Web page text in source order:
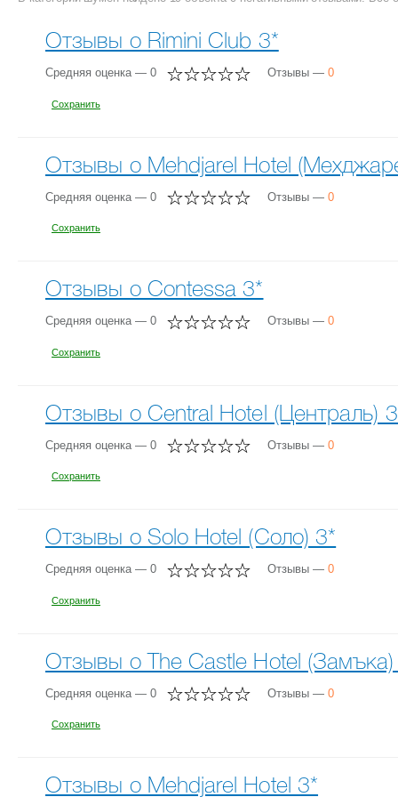
Отзывы о Rimini Club 3*
Средняя оценка — 0 Отзывы — 0
Сохранить
Отзывы о Mehdjarel Hotel
Средняя оценка — 0 Отзывы — 0
Сохранить
Отзывы о Contessa 3*
Средняя оценка — 0 Отзывы — 0
Сохранить
Отзывы о Central Hotel (Централь)
Средняя оценка — 0 Отзывы — 0
Сохранить
Отзывы о Solo Hotel (Соло) 3*
Средняя оценка — 0 Отзывы — 0
Сохранить
Отзывы о The Castle Hotel (Замъка)
Средняя оценка — 0 Отзывы — 0
Сохранить
Отзывы о Mehdjarel Hotel 3*